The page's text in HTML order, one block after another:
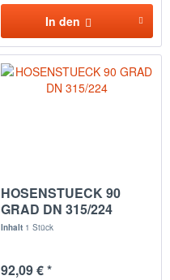
In den
HOSENSTUECK 90
GRAD DN 315/224
Inhalt 1 Stück
92,09 € *